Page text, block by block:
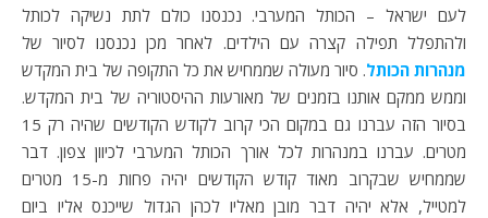
לעם ישראל – הכותל המערבי. נכנסנו כולם לתת נשיקה לכותל
ולהתפלל תפילה קצרה עם הילדים. לאחר מכן נכנסנו לסיור של
מנהרות הכותל. סיור מעולה שממחיש את כל התקופה של בית המקדש
וממש ממקם אותנו בזמנים של מאורעות ההיסטוריה של בית המקדש.
בסיור הזה עברנו גם במקום הכי קרוב לקודש הקודשים שהיה רק 15
מטרים. עברנו במנהרות לכל אורך הכותל המערבי לכיוון צפון. דבר
שממחיש שבקרוב מאוד קודש הקודשים יהיה פחות מ-15 מטרים
למטייל, אלא יהיה דבר מובן מאליו לכהן הגדול שייכנס אליו ביום